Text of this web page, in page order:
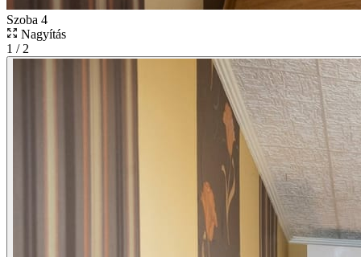
Szoba 4
Nagyítás
1 / 2